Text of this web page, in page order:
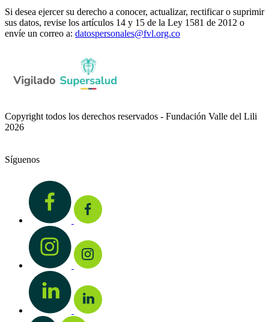
Si desea ejercer su derecho a conocer, actualizar, rectificar o suprimir
sus datos, revise los artículos 14 y 15 de la Ley 1581 de 2012 o
envíe un correo a: datospersonales@fvl.org.co
Copyright todos los derechos reservados - Fundación Valle del Lili
2026
Síguenos